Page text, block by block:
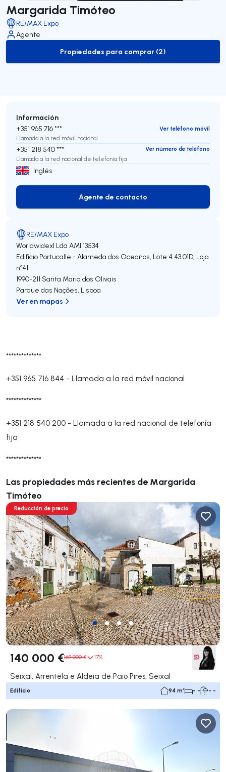
Margarida Timóteo
RE/MAX Expo
Agente
to-buy-listing
Propiedades para comprar (2)
**************
+351 965 716 844 - Llamada a la red móvil nacional
**************
+351 218 540 200 - Llamada a la red nacional de telefonía
fija
**************
Las propiedades más recientes de Margarida
Timóteo
Reducción de precio
140 000 €169 000 € 17%
Seixal, Arrentela e Aldeia de Paio Pires, Seixal
Edificio 94 m² - - - -
Información
+351 965 716 ***
Ver teléfono móvil
Llamada a la red móvil nacional
+351 218 540 ***
Ver número de teléfono
Llamada a la red nacional de telefonía fija
Inglés
Agente de contacto
Agente de contacto
RE/MAX Expo
Worldwidexl Lda AMI 13534
Edifício Portucalle - Alameda dos Oceanos, Lote 4.43.01D, Loja
nº41
1990-211 Santa Maria dos Olivais
Parque das Nações, Lisboa
Ver en mapas